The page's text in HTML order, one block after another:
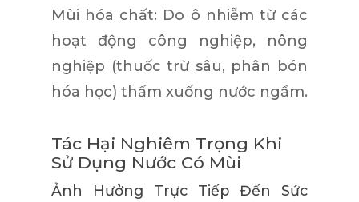
Mùi hóa chất: Do ô nhiễm từ các
hoạt động công nghiệp, nông
nghiệp (thuốc trừ sâu, phân bón
hóa học) thấm xuống nước ngầm.
Tác Hại Nghiêm Trọng Khi
Sử Dụng Nước Có Mùi
Ảnh Hưởng Trực Tiếp Đến Sức